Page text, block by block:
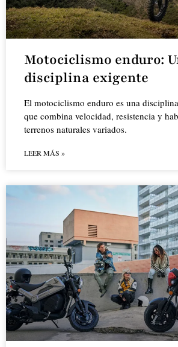
Motociclismo enduro:
disciplina exigente
El motociclismo enduro es una
que combina velocidad, resistencia y
terrenos naturales variados.
LEER MÁS »